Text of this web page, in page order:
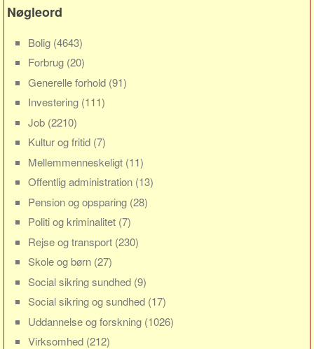
Sverige
Thailand
Italien
Alle
Nøgleord
Bolig
Job
Virksomhed
Investering
Forbrug
Social sikring og sundhed
Transport
Nøgleord
Bolig (4643)
Forbrug (20)
Generelle forhold (91)
Investering (111)
Job (2210)
Kultur og fritid (7)
Mellemmenneskeligt (11)
Offentlig administration (13)
Pension og opsparing (28)
Politi og kriminalitet (7)
Rejse og transport (230)
Skole og børn (27)
Social sikring sundhed (9)
Social sikring og sundhed (17)
Uddannelse og forskning (1026)
Virksomhed (212)